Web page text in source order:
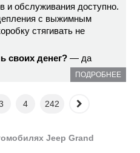
и обслуживания доступно.
с выжимным
стягивать не
своих денег? — да
ПОДРОБНЕЕ
4 242
Jeep Grand